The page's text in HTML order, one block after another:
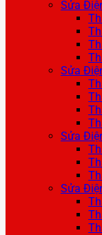
Sửa
Sửa
Sửa
Sửa